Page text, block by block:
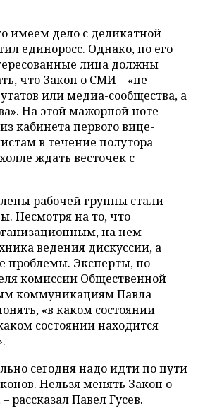
имеем дело с деликатной
единоросс. Однако, по его
лица должны
что Закон о СМИ – «не
или медиа-сообщества, а
На этой мажорной ноте
кабинета первого вице-
в течение полутора
ждать весточек с
рабочей группы стали
Несмотря на то, что
на нем
ведения дискуссии, а
проблемы. Эксперты, по
комиссии Общественной
коммуникациям Павла
«в каком состоянии
состоянии находится
сегодня надо идти по пути
Нельзя менять Закон о
рассказал Павел Гусев.